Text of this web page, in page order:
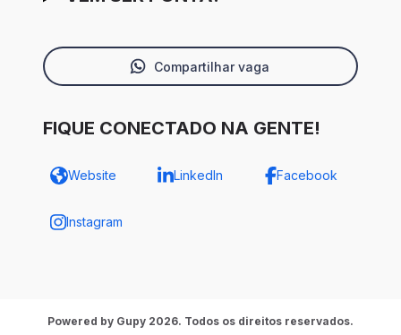
Compartilhar vaga
FIQUE CONECTADO NA GENTE!
Website LinkedIn Facebook
Instagram
Powered by Gupy 2026. Todos os direitos reservados.